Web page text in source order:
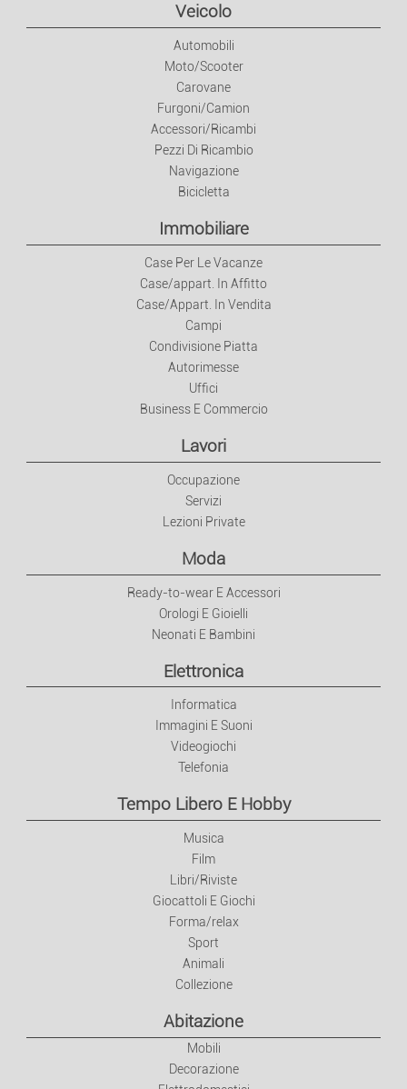
Sport
Decorazione
Bricolage E Giardinaggio
Veicolo
Automobili
Moto/Scooter
Carovane
Furgoni/Camion
Accessori/Ricambi
Pezzi Di Ricambio
Navigazione
Bicicletta
Immobiliare
Case Per Le Vacanze
Case/appart. In Affitto
Case/Appart. In Vendita
Campi
Condivisione Piatta
Autorimesse
Uffici
Business E Commercio
Lavori
Occupazione
Servizi
Lezioni Private
Moda
Ready-to-wear E Accessori
Orologi E Gioielli
Neonati E Bambini
Elettronica
Informatica
Immagini E Suoni
Videogiochi
Telefonia
Tempo Libero E Hobby
Musica
Film
Libri/Riviste
Giocattoli E Giochi
Forma/relax
Sport
Animali
Collezione
Abitazione
Mobili
Decorazione